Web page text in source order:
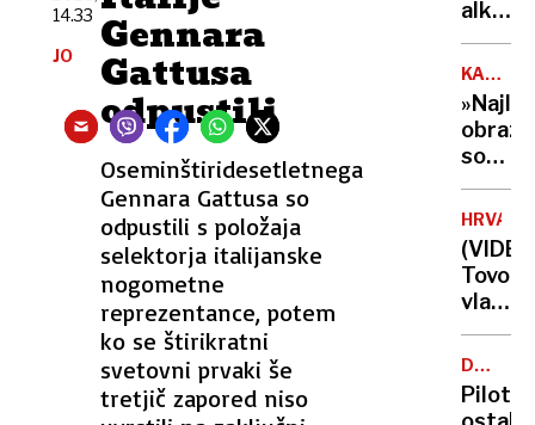
Gennara
Gattusa
odpustili
Oseminštiridesetletnega
Gennara Gattusa so
odpustili s položaja
selektorja italijanske
nogometne
reprezentance, potem
ko se štirikratni
svetovni prvaki še
tretjič zapored niso
14.33
JO
naj
brat
in
očim
v
krvi
primer,
ki je
osupnil
WITT
obraz
pod
Stasi
jo je
celo
v
vlak
rdečo
luč
in
DOSJEJI
O
NLP
Pilot